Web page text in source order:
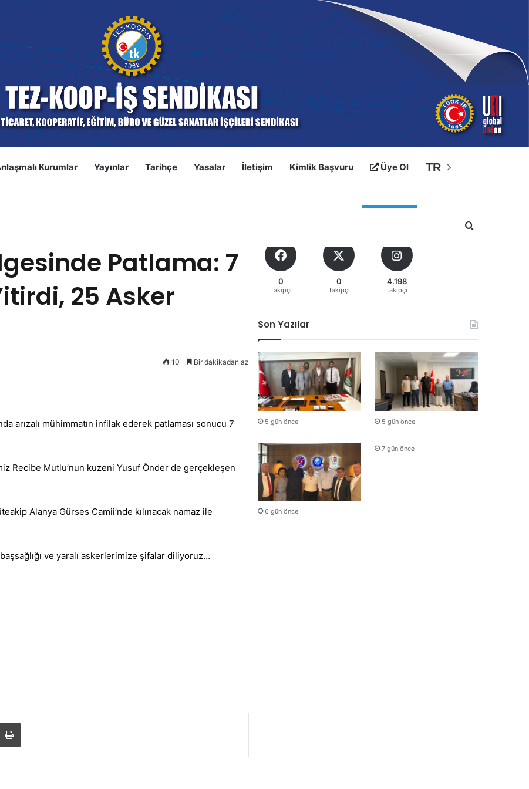
Kurumlar Yayınlar Tarihçe Yasalar İletişim Kimlik Başvuru Üye Ol TR
Arama yap
7 Asker Yaşamını Yitirdi, 25 Asker Yaralandı
Patlama: 7
25 Asker
10 Bir dakikadan az
arızalı mühimmatın infilak ederek patlaması sonucu 7
Recibe Mutlu’nun kuzeni Yusuf Önder de gerçekleşen
Alanya Gürses Camii’nde kılınacak namaz ile
ve yaralı askerlerimize şifalar diliyoruz…
0
Takipçi
0
Takipçi
4.198
Takipçi
Son Yazılar
5 gün önce 5 gün önce
6 gün önce
7 gün önce